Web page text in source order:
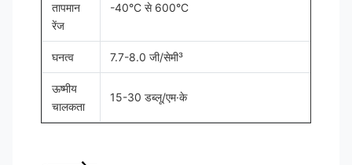
तापमान
रेंज
-40°C से 600°C
घनत्व 7.7-8.0 जी/सेमी³
ऊष्मीय
चालकता
15-30 डब्लू/एम·के